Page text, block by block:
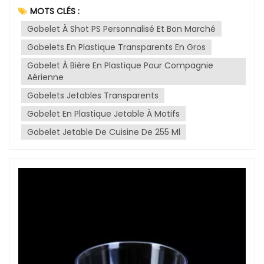
pour nous-mêmes comme pour la planète.
de la vaisselle en PET pour les aliments ou les
boissons chaudes.Polycarbonate (PC) :Sécurité : Le
polycarbonate suscite des inquiétudes en raison
du risque de migration de bisphénol A (BPA). Le BPA
est un perturbateur endocrinien connu et son
utilisation est à éviter, notamment dans la vaisselle
destinée aux enfants.Utilisations courantes : Alors
que le polycarbonate était couramment utilisé
pour les biberons, les bouteilles d’eau réutilisables
et les contenants alimentaires, de nombreux
fabricants ont abandonné ce plastique en raison
souvent utilisé pour les gobelets, les assiettes et
les contenants alimentaires jetables. Il est
aux gens de se retrouver dans le cadre ressourçant
de la nature. Qu'il s'agisse d'un pique-nique au parc,
d'un barbecue sur la plage ou d'une réunion
informelle dans votre jardin, la praticité de la
vaisselle jetable en plastique peut grandement
faciliter ces moments conviviaux. Malgré les
préoccupations environnementales, la vaisselle
jetable en plastique reste un choix pratique et
populaire pour plusieurs raisons, notamment pour
son utilisation lors de ces événements.-----------
---占位--------------------Commodité et aspect
évite la corvée de vaisselle et les soucis liés au
transport de vaisselle fragile. Ce confort permet
MOTS CLÉS :
Gobelet À Shot PS Personnalisé Et Bon Marché
Gobelets En Plastique Transparents En Gros
Gobelet À Bière En Plastique Pour Compagnie
Aérienne
Gobelets Jetables Transparents
Gobelet En Plastique Jetable À Motifs
Gobelet Jetable De Cuisine De 255 Ml